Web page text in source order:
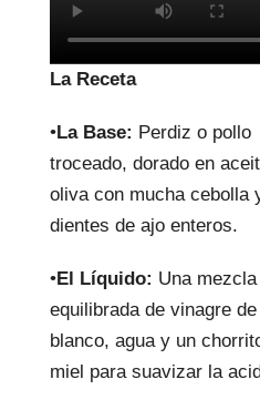
La Receta
•La Base: Perdiz o pollo
troceado, dorado en
oliva con mucha cebolla
dientes de ajo enteros.
•El Líquido: Una mezcla
equilibrada de vinagre
blanco, agua y un
miel para suavizar la